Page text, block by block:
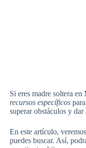
Si eres madre soltera
recursos específicos
superar obstáculos y
En este artículo,
puedes buscar. Así,